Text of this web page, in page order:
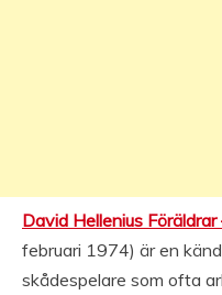
David Hellenius Föräldrar
februari 1974) är en
skådespelare som ofta